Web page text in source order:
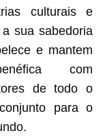
culturais e
sua sabedoria
e mantem
com
de todo o
para o